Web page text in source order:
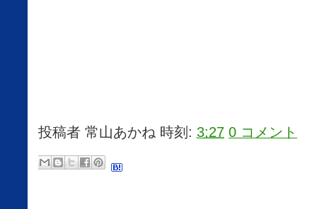
投稿者 常山あかね 時刻: 3:27 0 コメント